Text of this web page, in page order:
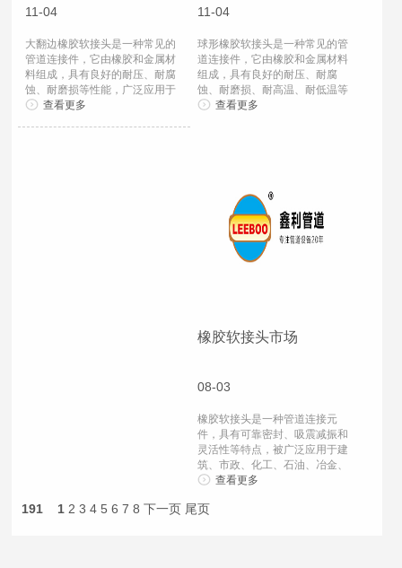
11-04
大翻边橡胶软接头是一种常见的
管道连接件，它由橡胶和金属材
料组成，具有良好的耐压、耐腐
蚀、耐磨损等性能，广泛应用于
化工、建筑、水...
查看更多
11-04
球形橡胶软接头是一种常见的管
道连接件，它由橡胶和金属材料
组成，具有良好的耐压、耐腐
蚀、耐磨损、耐高温、耐低温等
特点，广泛应用于...
查看更多
橡胶软接头市场
08-03
橡胶软接头是一种管道连接元
件，具有可靠密封、吸震减振和
灵活性等特点，被广泛应用于建
筑、市政、化工、石油、冶金、
电力、农业等各...
查看更多
191 1 2 3 4 5 6 7 8 下一页 尾页